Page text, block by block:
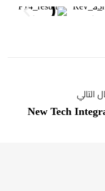
التالي
New Tech